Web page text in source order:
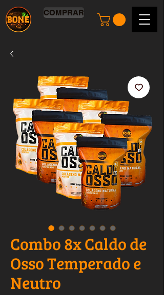
COMPRAR
Combo 8x Caldo de
Osso Temperado e
Neutro